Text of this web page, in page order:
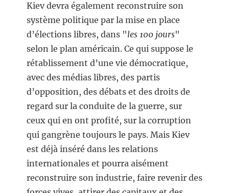
Kiev devra également reconstruire son
système politique par la mise en place
d’élections libres, dans "les 100 jours"
selon le plan américain. Ce qui suppose le
rétablissement d’une vie démocratique,
avec des médias libres, des partis
d’opposition, des débats et des droits de
regard sur la conduite de la guerre, sur
ceux qui en ont profité, sur la corruption
qui gangrène toujours le pays. Mais Kiev
est déjà inséré dans les relations
internationales et pourra aisément
reconstruire son industrie, faire revenir des